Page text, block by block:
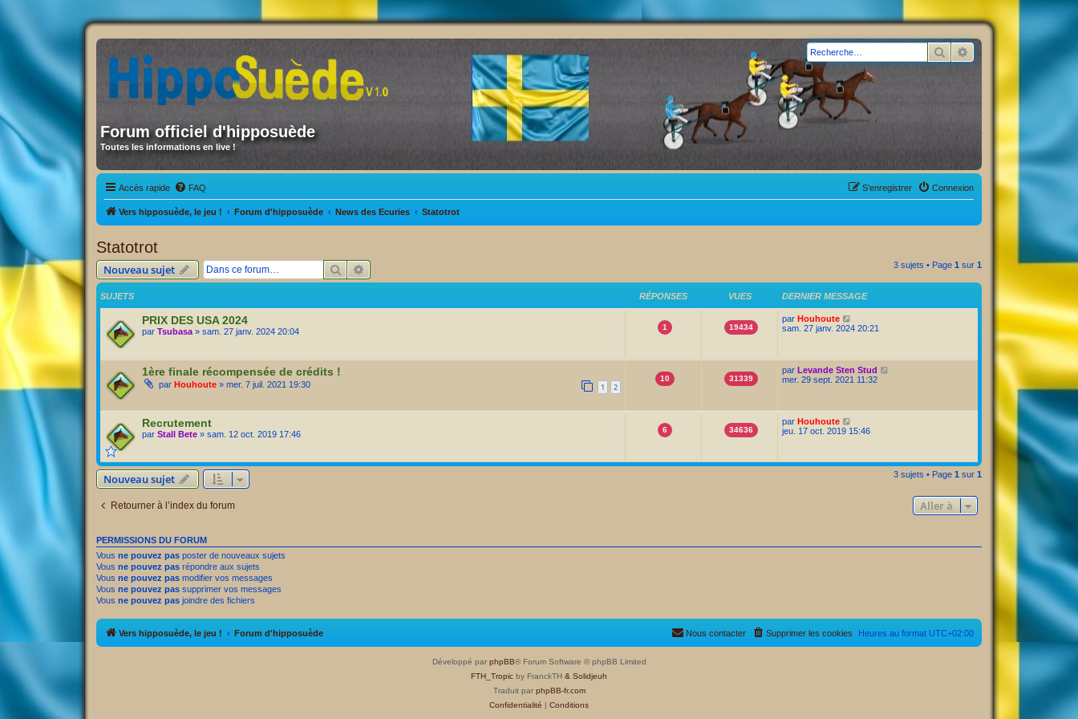
Forum officiel d'hipposuède
Toutes les informations en live !
Rechercher
Accès rapide FAQ Connexion
S’enregistrer
Vers hipposuède, le jeu ! Forum d'hipposuède News des Ecuries Statotrot
Statotrot
Nouveau sujet Rechercher 3 sujets • Page 1 sur 1
SUJETS RÉPONSES VUES DERNIER MESSAGE
PRIX DES USA 2024
par Tsubasa » sam. 27 janv. 2024 20:04 1 19434
par Houhoute
sam. 27 janv. 2024 20:21
1ère finale récompensée de crédits !
par Houhoute » mer. 7 juil. 2021 19:30 1 2
10 31339
par Levande Sten Stud
mer. 29 sept. 2021 11:32
Recrutement
par Stall Bete » sam. 12 oct. 2019 17:46 6 34636
par Houhoute
jeu. 17 oct. 2019 15:46
Nouveau sujet 3 sujets • Page 1 sur 1
Retourner à l’index du forum Aller à
PERMISSIONS DU FORUM
Vous ne pouvez pas poster de nouveaux sujets
Vous ne pouvez pas répondre aux sujets
Vous ne pouvez pas modifier vos messages
Vous ne pouvez pas supprimer vos messages
Vous ne pouvez pas joindre des fichiers
Vers hipposuède, le jeu ! Forum d'hipposuède Heures au format UTC+02:00
Supprimer les cookies
Nous contacter
Développé par phpBB® Forum Software © phpBB Limited
FTH_Tropic by FranckTH & Solidjeuh
Traduit par phpBB-fr.com
Confidentialité | Conditions